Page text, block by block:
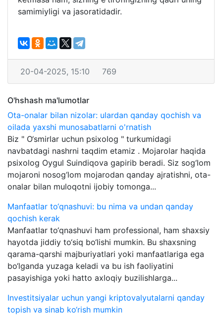
samimiyligi va jasoratidadir.
20-04-2025, 15:10 769
O'hshash ma'lumotlar
Ota-onalar bilan nizolar: ulardan qanday qochish va
oilada yaxshi munosabatlarni o'rnatish
Biz " O‘smirlar uchun psixolog " turkumidagi
navbatdagi nashrni taqdim etamiz . Mojarolar haqida
psixolog Oygul Suindiqova gapirib beradi. Siz sog‘lom
mojaroni nosog‘lom mojarodan qanday ajratishni, ota-
onalar bilan muloqotni ijobiy tomonga...
Manfaatlar to‘qnashuvi: bu nima va undan qanday
qochish kerak
Manfaatlar to‘qnashuvi ham professional, ham shaxsiy
hayotda jiddiy to‘siq bo‘lishi mumkin. Bu shaxsning
qarama-qarshi majburiyatlari yoki manfaatlariga ega
bo‘lganda yuzaga keladi va bu ish faoliyatini
pasayishiga yoki hatto axloqiy buzilishlarga...
Investitsiyalar uchun yangi kriptovalyutalarni qanday
topish va sinab ko‘rish mumkin